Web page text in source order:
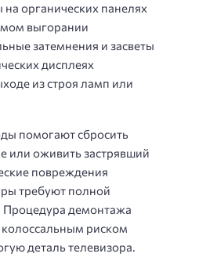
органических панелях
выгорании
затемнения и засветы
дисплеях
из строя ламп или
помогают сбросить
или оживить застрявший
повреждения
требуют полной
Процедура демонтажа
колоссальным риском
деталь телевизора.